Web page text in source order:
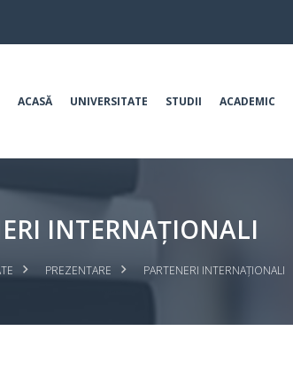
ACASĂ UNIVERSITATE STUDII ACADEMIC
INTERNAȚIONALI
PREZENTARE PARTENERI INTERNAȚIONALI